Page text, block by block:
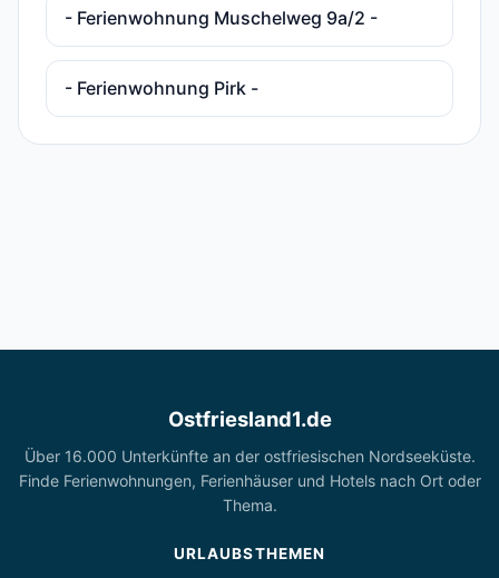
- Ferienwohnung Muschelweg 9a/2 -
- Ferienwohnung Pirk -
Ostfriesland1.de
Über 16.000 Unterkünfte an der ostfriesischen Nordseeküste.
Finde Ferienwohnungen, Ferienhäuser und Hotels nach Ort oder
Thema.
URLAUBSTHEMEN